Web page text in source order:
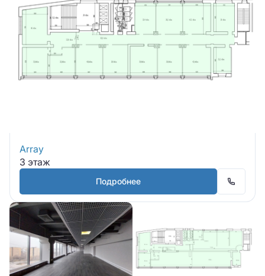
Array
3 этаж
Подробнее